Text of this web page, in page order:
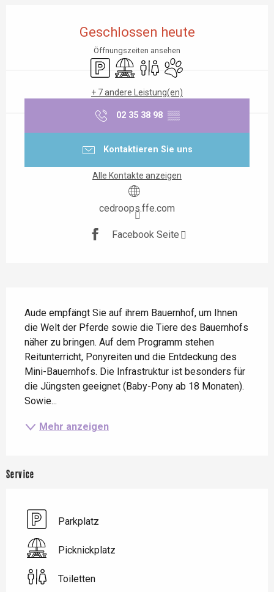
Geschlossen heute
Öffnungszeiten ansehen
ParkplatzPicknickplatz
ToilettenTiere erlaubt
+ 7 andere Leistung(en)
02 35 38 98 ▒▒
Kontaktieren Sie uns
Alle Kontakte anzeigen
cedroops.ffe.com
Facebook Seite
Aude empfängt Sie auf ihrem Bauernhof, um Ihnen
die Welt der Pferde sowie die Tiere des Bauernhofs
näher zu bringen. Auf dem Programm stehen
Reitunterricht, Ponyreiten und die Entdeckung des
Mini-Bauernhofs. Die Infrastruktur ist besonders für
die Jüngsten geeignet (Baby-Pony ab 18 Monaten).
Sowie...
Mehr anzeigen
Service
Parkplatz
Picknickplatz
Toiletten